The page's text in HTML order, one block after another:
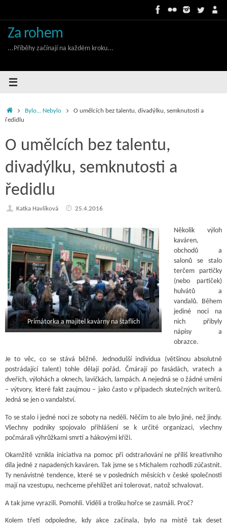
Za rohem
...Příběhy začínají na každém kroku...
HomeBylo... Nebylo
O umělcích bez talentu, divadýlku, semknutosti a
ředidlu
O umělcích bez talentu,
divadýlku, semknutosti a
ředidlu
Katka Havlíková 25.4.2016
Primátorka a majitel kavárny na štaflích
Několik výloh
kaváren,
obchodů a
salonů se stalo
terčem partičky
(nebo partiček)
hulvátů a
vandalů. Během
jediné noci na
nich přibyly
nápisy a
obrazce.
Je to věc, co se stává běžně. Jednodušší individua (většinou absolutně
postrádající talent) tohle dělají pořád. Čmárají po fasádách, vratech a
dveřích, výlohách a oknech, lavičkách, lampách. A nejedná se o žádné umění
– výtvory, které fakt zaujmou – jako často v případech skutečných writerů.
Jedná se jen o vandalství.
To se stalo i jedné noci ze soboty na neděli. Něčím to ale bylo jiné, než jindy.
Všechny podniky spojovalo přihlášení se k určité organizaci, všechny
počmárali výhrůžkami smrtí a hákovými kříži.
Okamžitě vznikla iniciativa na pomoc při odstraňování ne příliš kreativního
díla jedné z napadených kaváren. Tak jsme se s Michalem rozhodli zúčastnit.
Ty nenávistné tendence, které se v posledních měsících v české společnosti
mají na vzestupu, nechceme přehlížet ani tolerovat, natož schvalovat.
A tak jsme vyrazili. Pomohli. Viděli a trošku hořce se zasmáli. Proč?
Kolem třetí odpoledne, kdy akce začínala, bylo na místě tak deset